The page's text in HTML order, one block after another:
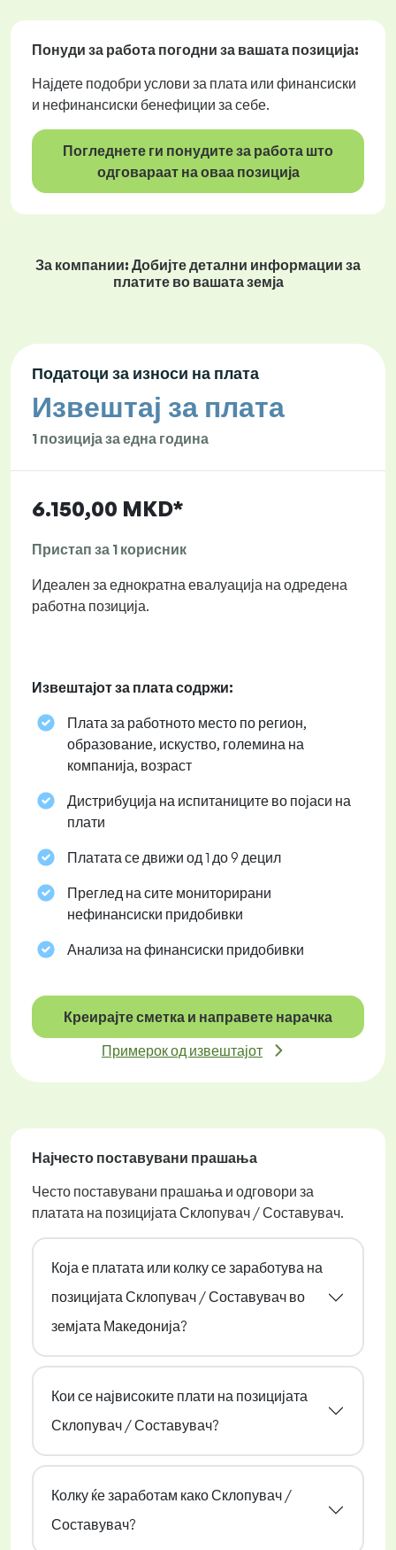
Понуди за работа погодни за вашата позиција:
Најдете подобри услови за плата или финансиски
и нефинансиски бенефиции за себе.
Погледнете ги понудите за работа што
одговараат на оваа позиција
За компании: Добијте детални информации за
платите во вашата земја
Податоци за износи на плата
Извештај за плата
1 позиција за една година
6.150,00 MKD*
Пристап за 1 корисник
Идеален за еднократна евалуација на одредена
работна позиција.
Извештајот за плата содржи:
Плата за работното место по регион,
образование, искуство, големина на
компанија, возраст
Дистрибуција на испитаниците во појаси на
плати
Платата се движи од 1 до 9 децил
Преглед на сите мониторирани
нефинансиски придобивки
Анализа на финансиски придобивки
Креирајте сметка и направете нарачка
Примерок од извештајот
Најчесто поставувани прашања
Често поставувани прашања и одговори за
платата на позицијата Склопувач / Составувач.
Која е платата или колку се заработува на
позицијата Склопувач / Составувач во
земјата Македонија?
Кои се највисоките плати на позицијата
Склопувач / Составувач?
Колку ќе заработам како Склопувач /
Составувач?